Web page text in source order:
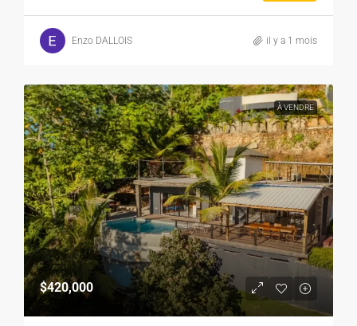
Enzo DALLOIS il y a 1 mois
À VENDRE
$420,000